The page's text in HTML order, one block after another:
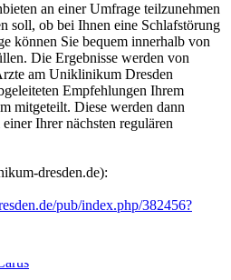
an einer Umfrage teilzunehmen
soll, ob bei Ihnen eine Schlafstörung
können Sie bequem innerhalb von
Die Ergebnisse werden von
am Uniklinikum Dresden
Empfehlungen Ihrem
mitgeteilt. Diese werden dann
Ihrer nächsten regulären
dresden.de):
pub/index.php/382456?